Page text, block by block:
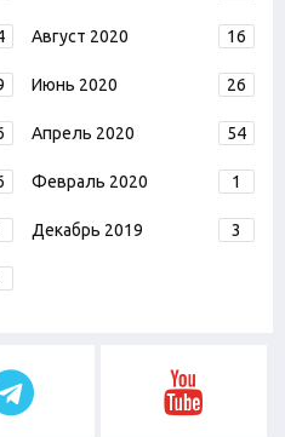
Август 2020 16
Июнь 2020 26
Апрель 2020 54
Февраль 2020 1
Декабрь 2019 3